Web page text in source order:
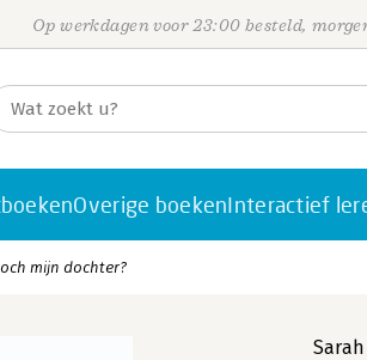
Op werkdagen voor 23:00 besteld,
Overige boekenInteractief
mijn dochter?